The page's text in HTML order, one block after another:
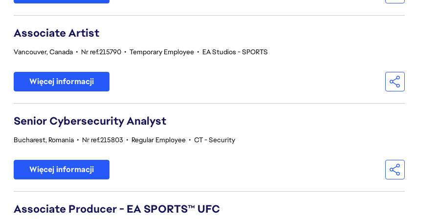
Associate Artist
Vancouver, Canada • Nr ref.215790 • Temporary Employee • EA Studios - SPORTS
Więcej informacji
Senior Cybersecurity Analyst
Bucharest, Romania • Nr ref.215803 • Regular Employee • CT - Security
Więcej informacji
Associate Producer - EA SPORTS™ UFC